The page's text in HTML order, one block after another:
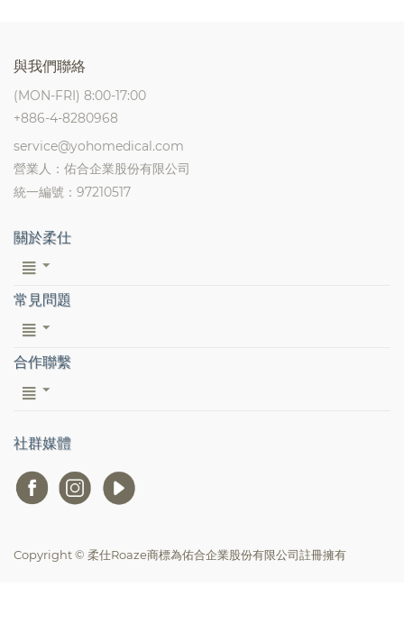
與我們聯絡
(MON-FRI) 8:00-17:00
+886-4-8280968
service@yohomedical.com
營業人：佑合企業股份有限公司
統一編號：97210517
關於柔仕
常見問題
合作聯繫
社群媒體
Copyright © 柔仕Roaze商標為佑合企業股份有限公司註冊擁有